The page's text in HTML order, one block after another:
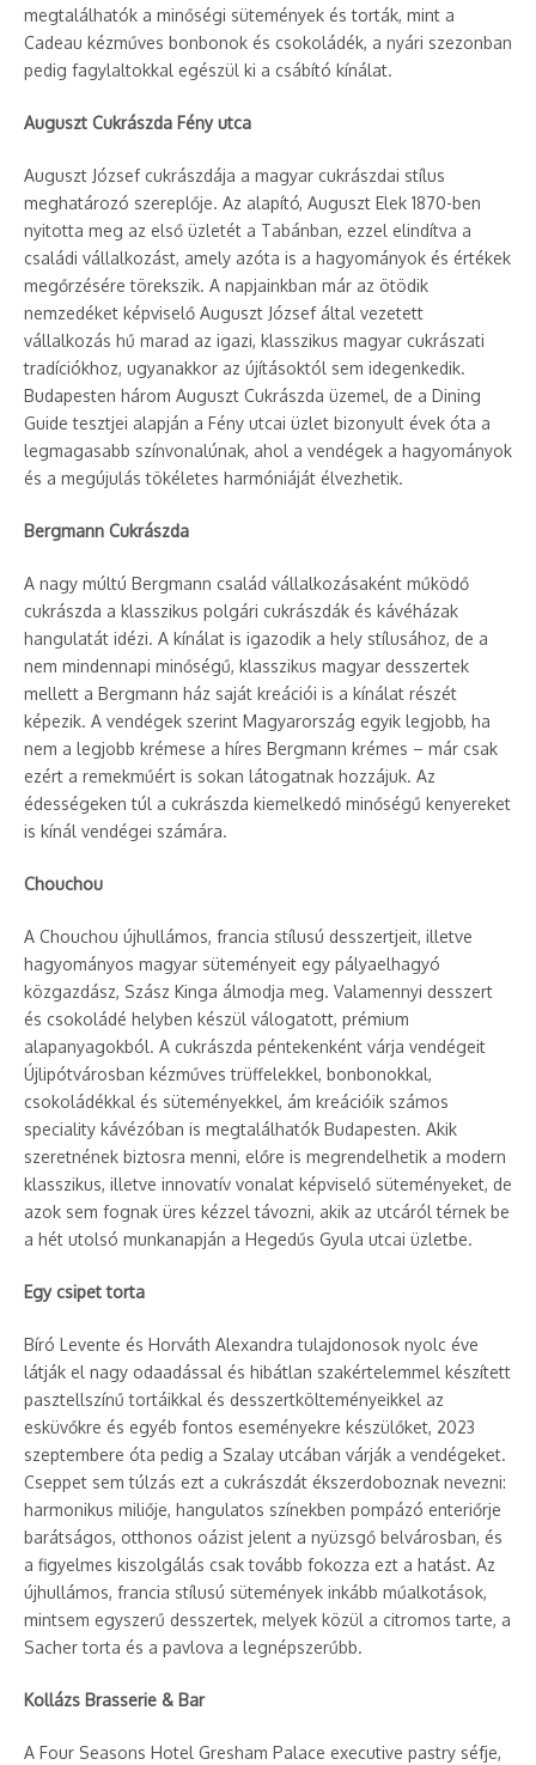
megtalálhatók a minőségi sütemények és torták, mint a
Cadeau kézműves bonbonok és csokoládék, a nyári szezonban
pedig fagylaltokkal egészül ki a csábító kínálat.
Auguszt Cukrászda Fény utca
Auguszt József cukrászdája a magyar cukrászdai stílus
meghatározó szereplője. Az alapító, Auguszt Elek 1870-ben
nyitotta meg az első üzletét a Tabánban, ezzel elindítva a
családi vállalkozást, amely azóta is a hagyományok és értékek
megőrzésére törekszik. A napjainkban már az ötödik
nemzedéket képviselő Auguszt József által vezetett
vállalkozás hű marad az igazi, klasszikus magyar cukrászati
tradíciókhoz, ugyanakkor az újításoktól sem idegenkedik.
Budapesten három Auguszt Cukrászda üzemel, de a Dining
Guide tesztjei alapján a Fény utcai üzlet bizonyult évek óta a
legmagasabb színvonalúnak, ahol a vendégek a hagyományok
és a megújulás tökéletes harmóniáját élvezhetik.
Bergmann Cukrászda
A nagy múltú Bergmann család vállalkozásaként működő
cukrászda a klasszikus polgári cukrászdák és kávéházak
hangulatát idézi. A kínálat is igazodik a hely stílusához, de a
nem mindennapi minőségű, klasszikus magyar desszertek
mellett a Bergmann ház saját kreációi is a kínálat részét
képezik. A vendégek szerint Magyarország egyik legjobb, ha
nem a legjobb krémese a híres Bergmann krémes – már csak
ezért a remekműért is sokan látogatnak hozzájuk. Az
édességeken túl a cukrászda kiemelkedő minőségű kenyereket
is kínál vendégei számára.
Chouchou
A Chouchou újhullámos, francia stílusú desszertjeit, illetve
hagyományos magyar süteményeit egy pályaelhagyó
közgazdász, Szász Kinga álmodja meg. Valamennyi desszert
és csokoládé helyben készül válogatott, prémium
alapanyagokból. A cukrászda péntekenként várja vendégeit
Újlipótvárosban kézműves trüffelekkel, bonbonokkal,
csokoládékkal és süteményekkel, ám kreációik számos
speciality kávézóban is megtalálhatók Budapesten. Akik
szeretnének biztosra menni, előre is megrendelhetik a modern
klasszikus, illetve innovatív vonalat képviselő süteményeket, de
azok sem fognak üres kézzel távozni, akik az utcáról térnek be
a hét utolsó munkanapján a Hegedűs Gyula utcai üzletbe.
Egy csipet torta
Bíró Levente és Horváth Alexandra tulajdonosok nyolc éve
látják el nagy odaadással és hibátlan szakértelemmel készített
pasztellszínű tortáikkal és desszertkölteményeikkel az
esküvőkre és egyéb fontos eseményekre készülőket, 2023
szeptembere óta pedig a Szalay utcában várják a vendégeket.
Cseppet sem túlzás ezt a cukrászdát ékszerdoboznak nevezni:
harmonikus miliője, hangulatos színekben pompázó enteriőrje
barátságos, otthonos oázist jelent a nyüzsgő belvárosban, és
a figyelmes kiszolgálás csak tovább fokozza ezt a hatást. Az
újhullámos, francia stílusú sütemények inkább műalkotások,
mintsem egyszerű desszertek, melyek közül a citromos tarte, a
Sacher torta és a pavlova a legnépszerűbb.
Kollázs Brasserie & Bar
A Four Seasons Hotel Gresham Palace executive pastry séfje,